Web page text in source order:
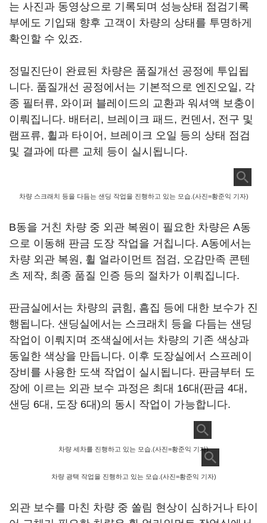
는 사진과 동영상으로 기록되며 성능상태 점검기록
부에도 기입돼 향후 고객이 차량의 상태를 투명하게
확인할 수 있죠.
정밀진단이 완료된 차량은 품질개선 공정에 투입됩
니다. 품질개선 공정에서는 기본적으로 엔진오일, 각
종 필터류, 와이퍼 블레이드의 교환과 워셔액 보충이
이뤄집니다. 배터리, 브레이크 패드, 컨덴서, 전구 및
램프류, 휠과 타이어, 브레이크 오일 등의 상태 점검
및 결과에 따른 교체 등이 실시됩니다.
차량 스크래치 등을 다듬는 샌딩 작업을 진행하고 있는 모습.(사진=황준익 기자)
B동을 거친 차량 중 외관 복원이 필요한 차량은 A동
으로 이동해 판금 도장 작업을 거칩니다. A동에서는
차량 외관 복원, 휠 얼라이먼트 점검, 오감만족 콘텐
츠 제작, 최종 품질 인증 등의 절차가 이뤄집니다.
판금실에서는 차량의 긁힘, 흠집 등에 대한 보수가 진
행됩니다. 샌딩실에서는 스크래치 등을 다듬는 샌딩
작업이 이뤄지며 조색실에서는 차량의 기존 색상과
동일한 색상을 만듭니다. 이후 도장실에서 스프레이
장비를 사용한 도색 작업이 실시됩니다. 판금부터 도
장에 이르는 외관 보수 과정은 최대 16대(판금 4대,
샌딩 6대, 도장 6대)의 동시 작업이 가능합니다.
차량 세차를 진행하고 있는 모습.(사진=황준익 기자)
차량 광택 작업을 진행하고 있는 모습.(사진=황준익 기자)
외관 보수를 마친 차량 중 쏠림 현상이 심하거나 타이